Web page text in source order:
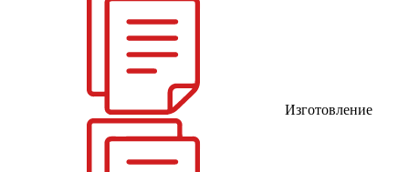
Изготовление